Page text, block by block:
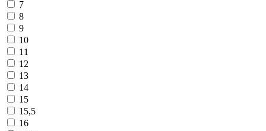
7
8
9
10
11
12
13
14
15
15,5
16